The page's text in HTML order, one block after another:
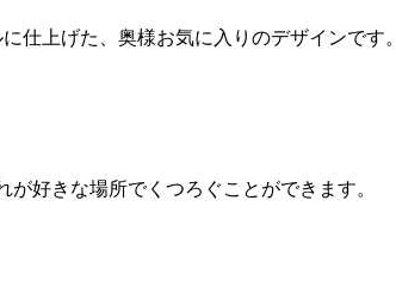
仕上げた、奥様お気に入りのデザインです。
好きな場所でくつろぐことができます。